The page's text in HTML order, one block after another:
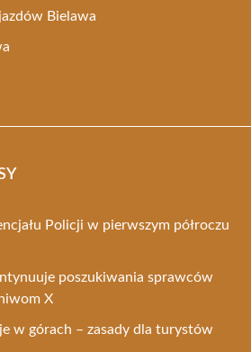
Bielawa
Policji w pierwszym półroczu
poszukiwania sprawców
X
w górach – zasady dla turystów